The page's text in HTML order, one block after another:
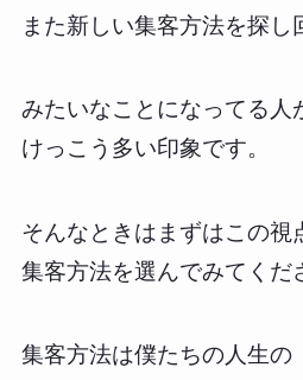
また新しい集客方法を探し
みたいなことになってる人
けっこう多い印象です。
そんなときはまずはこの視
集客方法を選んでみてくだ
集客方法は僕たちの人生の